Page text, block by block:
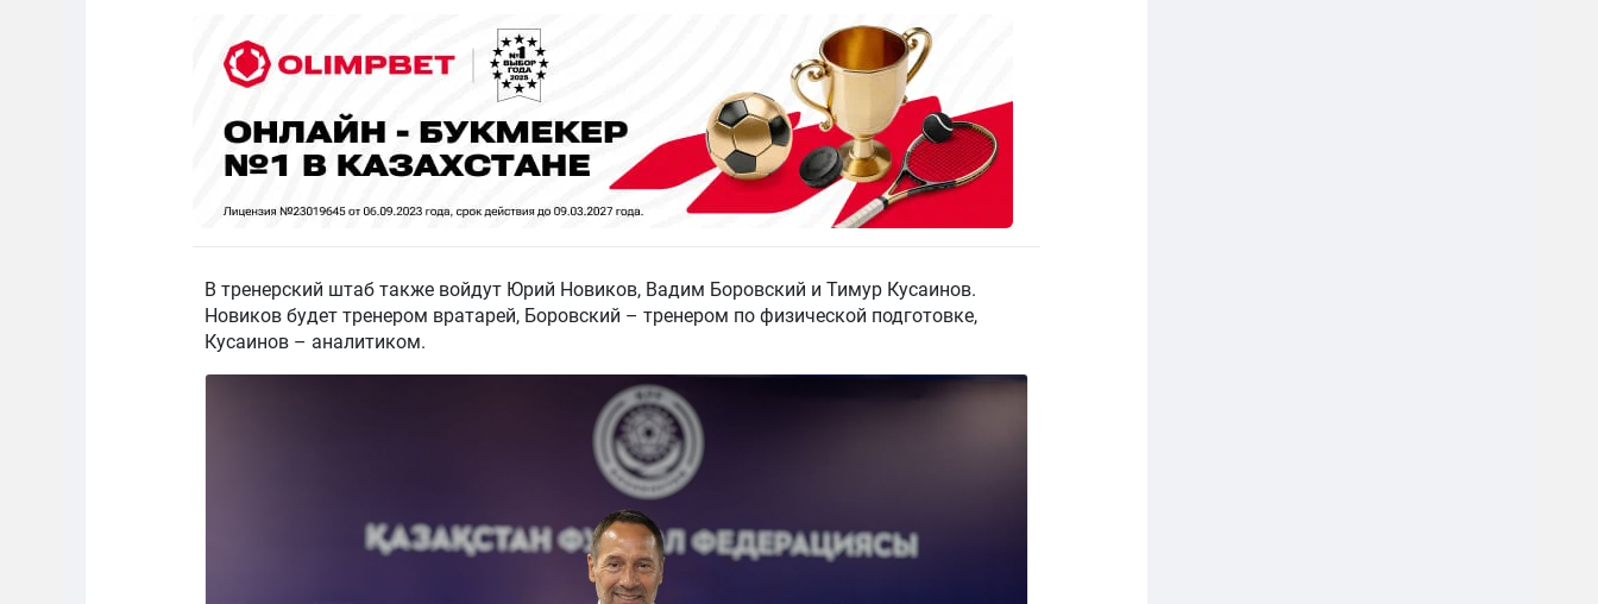
В тренерский штаб также войдут Юрий Новиков, Вадим Боровский и Тимур Кусаинов.
Новиков будет тренером вратарей, Боровский – тренером по физической подготовке,
Кусаинов – аналитиком.